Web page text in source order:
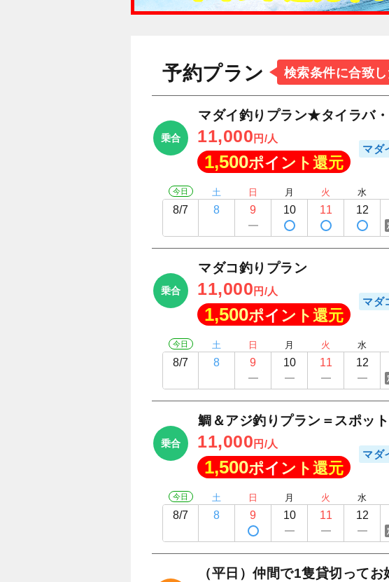
予約プラン 検索条件に合致
乗合
マダイ釣りプラン★タイラバ
11,000 円/人
1,500ポイント還元
マダ
今日
8/7
土
8
日
9
月
10
火
11
水
12
乗合
マダコ釣りプラン
11,000 円/人
1,500ポイント還元
マダ
今日
8/7
土
8
日
9
月
10
火
11
水
12
乗合
鯛＆アジ釣りプラン＝スポッ
11,000 円/人
1,500ポイント還元
マダ
今日
8/7
土
8
日
9
月
10
火
11
水
12
（平日）仲間で1隻貸切って